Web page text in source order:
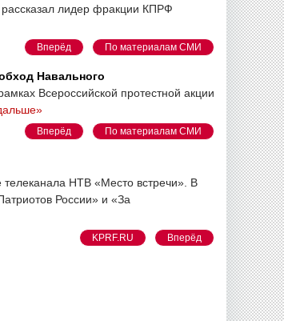
лидер фракции КПРФ
Вперёд По материалам СМИ
Навального
Всероссийской протестной акции
Вперёд По материалам СМИ
НТВ «Место встречи». В
России» и «За
KPRF.RU Вперёд